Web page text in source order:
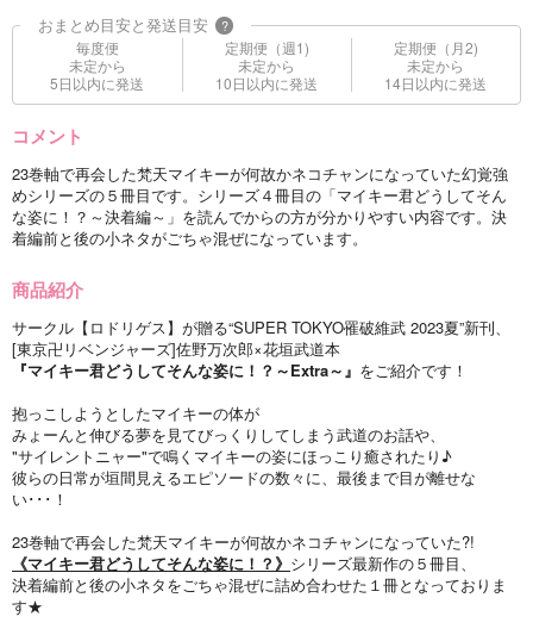
おまとめ目安と発送目安 ?
毎度便
未定から
5日以内に発送
定期便（週1)
未定から
10日以内に発送
定期便（月2)
未定から
14日以内に発送
コメント
23巻軸で再会した梵天マイキーが何故かネコチャンになっていた幻覚強
めシリーズの５冊目です。シリーズ４冊目の「マイキー君どうしてそん
な姿に！？～決着編～」を読んでからの方が分かりやすい内容です。決
着編前と後の小ネタがごちゃ混ぜになっています。
商品紹介
サークル【ロドリゲス】が贈る“SUPER TOKYO罹破維武 2023夏”新刊、
[東京卍リベンジャーズ]佐野万次郎×花垣武道本
『マイキー君どうしてそんな姿に！？～Extra～』 をご紹介です！
抱っこしようとしたマイキーの体が
みょーんと伸びる夢を見てびっくりしてしまう武道のお話や、
"サイレントニャー"で鳴くマイキーの姿にほっこり癒されたり♪
彼らの日常が垣間見えるエピソードの数々に、最後まで目が離せな
い･･･！
23巻軸で再会した梵天マイキーが何故かネコチャンになっていた?!
《マイキー君どうしてそんな姿に！？》 シリーズ最新作の５冊目、
決着編前と後の小ネタをごちゃ混ぜに詰め合わせた１冊となっておりま
す★